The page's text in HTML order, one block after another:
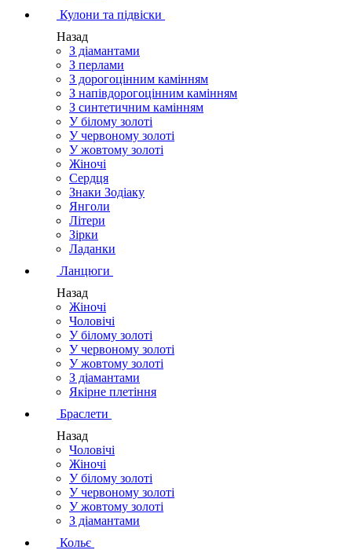
Кулони та підвіски
Назад
З діамантами
З перлами
З дорогоцінним камінням
З напівдорогоцінним камінням
З синтетичним камінням
У білому золоті
У червоному золоті
У жовтому золоті
Жіночі
Сердця
Знаки Зодіаку
Янголи
Літери
Зірки
Ладанки
Ланцюги
Назад
Жіночі
Чоловічі
У білому золоті
У червоному золоті
У жовтому золоті
З діамантами
Якірне плетіння
Браслети
Назад
Чоловічі
Жіночі
У білому золоті
У червоному золоті
У жовтому золоті
З діамантами
Кольє